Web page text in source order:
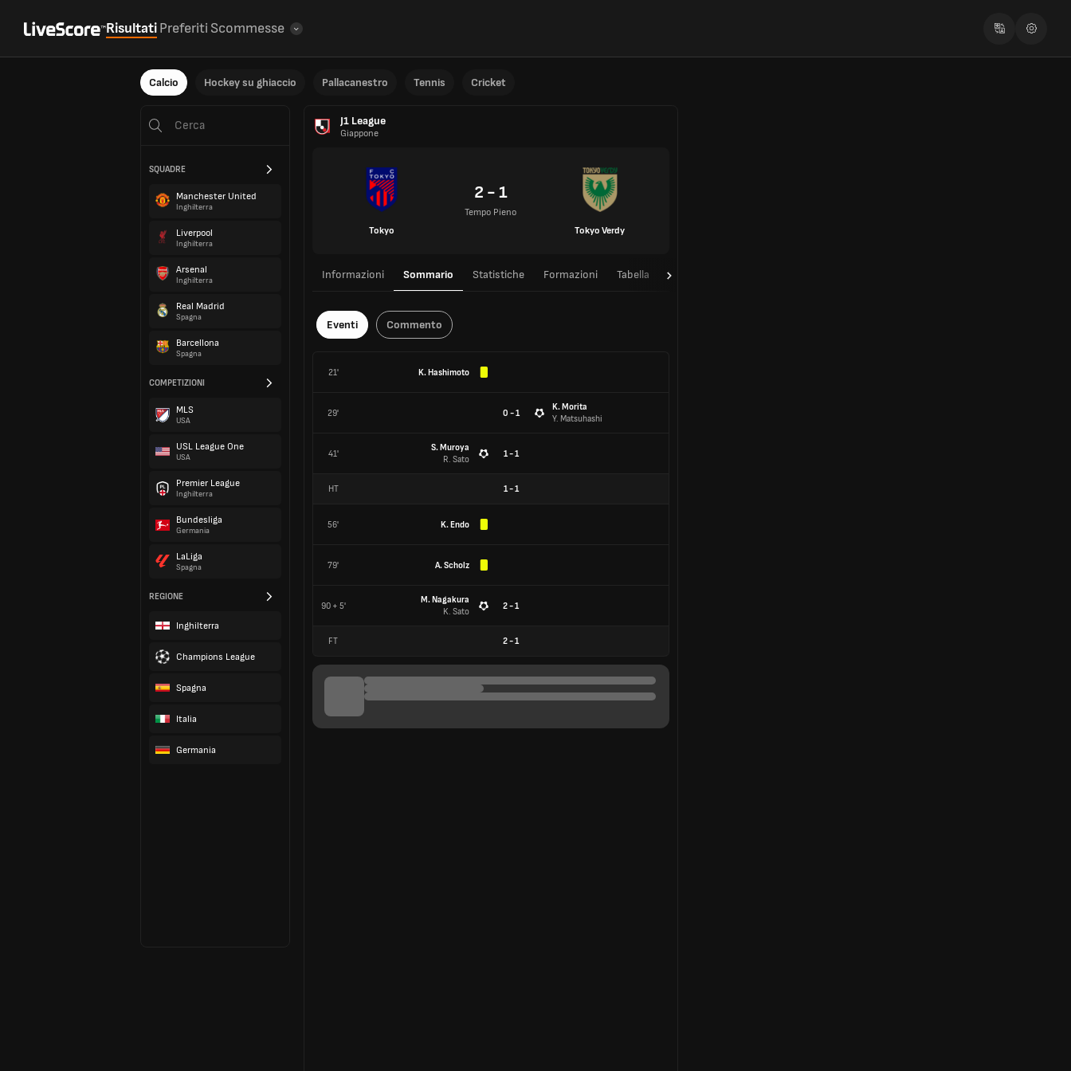
RisultatiPreferiti Scommesse
Calcio Hockey su ghiaccio Pallacanestro Tennis Cricket
SQUADRE
Manchester United
Inghilterra
Liverpool
Inghilterra
Arsenal
Inghilterra
Real Madrid
Spagna
Barcellona
Spagna
COMPETIZIONI
MLS
USA
USL League One
USA
Premier League
Inghilterra
Bundesliga
Germania
LaLiga
Spagna
REGIONE
Inghilterra
Champions League
Spagna
Italia
Germania
J1 League
Giappone
Tokyo
2 - 1
Tempo Pieno
Tokyo Verdy
Informazioni Sommario Statistiche Formazioni Tabella T/T
Eventi Commento
21' K. Hashimoto
29' 0 - 1
K. Morita
Y. Matsuhashi
41'
S. Muroya
R. Sato
1 - 1
HT 1-1
56' K. Endo
79' A. Scholz
90 + 5'
M. Nagakura
K. Sato
2 - 1
FT 2-1